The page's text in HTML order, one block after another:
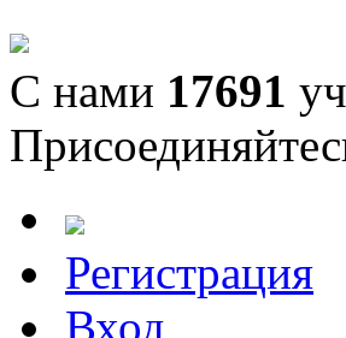
С нами 17691
Регистрация
Вход